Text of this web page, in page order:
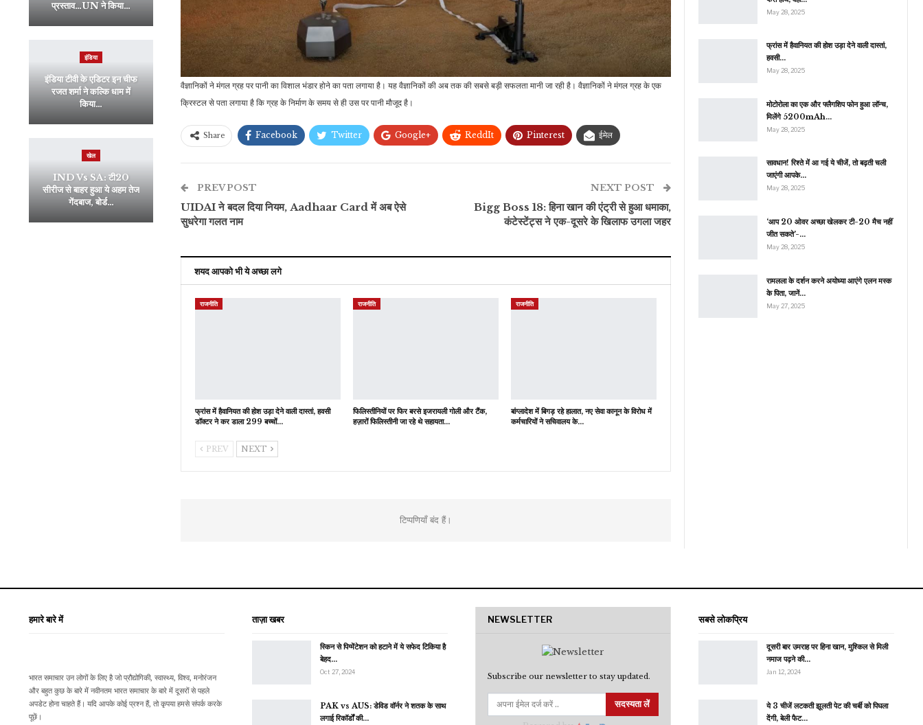
वैज्ञानिकों ने मंगल ग्रह पर पानी का विशाल भंडार होने का पता लगाया है। यह वैज्ञानिकों की अब तक की सबसे बड़ी सफलता मानी जा रही है। वैज्ञानिकों ने मंगल ग्रह के एक
क्रिस्टल से पता लगाया है कि ग्रह के निर्माण के समय से ही उस पर पानी मौजूद है।
Share Facebook Twitter Google+ ReddIt Pinterest ईमेल
PREV POST
UIDAI ने बदल दिया नियम, Aadhaar Card में अब ऐसे
सुधरेगा गलत नाम
NEXT POST
Bigg Boss 18: हिना खान की एंट्री से हुआ धमाका,
कंटेस्टेंट्स ने एक-दूसरे के खिलाफ उगला जहर
शयद आपको भी ये अच्छा लगे
राजनीति
फ्रांस में हैवानियत की होश उड़ा देने वाली दास्तां, हवसी
डॉक्टर ने कर डाला 299 बच्चों…
राजनीति
फिलिस्तीनियों पर फिर बरसे इजरायली गोली और टैंक,
हज़ारों फिलिस्तीनी जा रहे थे सहायता…
राजनीति
बांग्लादेश में बिगड़ रहे हालात, नए सेवा कानून के विरोध में
कर्मचारियों ने सचिवालय के…
PREV NEXT
टिप्पणियाँ बंद हैं।
May 28, 2025
फ्रांस में हैवानियत की होश उड़ा देने वाली दास्तां,
हवसी…
May 28, 2025
मोटोरोला का एक और फ्लैगशिप फोन हुआ लॉन्च,
मिलेंगे 5200mAh…
May 28, 2025
सावधान! रिश्ते में आ गई ये चीजें, तो बढ़ती चली
जाएंगी आपके…
May 28, 2025
‘आप 20 ओवर अच्छा खेलकर टी-20 मैच नहीं
जीत सकते’-…
May 28, 2025
रामलला के दर्शन करने अयोध्या आएंगे एलन मस्क
के पिता, जानें…
May 27, 2025
प्रस्ताव…UN ने किया…
इंडिया
इंडिया टीवी के एडिटर इन चीफ
रजत शर्मा ने कल्कि धाम में
किया…
खेल
IND Vs SA: टी20
सीरीज से बाहर हुआ ये अहम तेज
गेंदबाज, बोर्ड…
हमारे बारे में
भारत समाचार उन लोगों के लिए है जो प्रौद्योगिकी, स्वास्थ्य, विश्व, मनोरंजन
और बहुत कुछ के बारे में नवीनतम भारत समाचार के बारे में दूसरों से पहले
अपडेट होना चाहते हैं। यदि आपके कोई प्रश्न हैं, तो कृपया हमसे संपर्क करके
पूछें।
ताज़ा खबर
स्किन से पिग्मेंटेशन को हटाने में ये सफेद टिकिया है
बेहद…
Oct 27, 2024
PAK vs AUS: डेविड वॉर्नर ने शतक के साथ
लगाई रिकॉर्डों की…
NEWSLETTER
Subscribe our newsletter to stay updated.
सदस्यता लें
सबसे लोकप्रिय
दूसरी बार उमराह पर हिना खान, मुश्किल से मिली
नमाज पढ़ने की…
Jan 12, 2024
ये 3 चीजें लटकती झूलती पेट की चर्बी को पिघला
देंगी, बेली फैट…